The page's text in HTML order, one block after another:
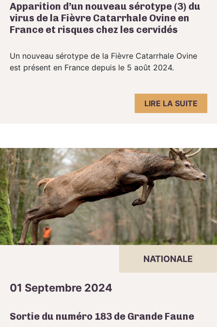
Apparition d’un nouveau sérotype (3) du
virus de la Fièvre Catarrhale Ovine en
France et risques chez les cervidés
Un nouveau sérotype de la Fièvre Catarrhale Ovine
est présent en France depuis le 5 août 2024.
LIRE LA SUITE
NATIONALE
01 Septembre 2024
Sortie du numéro 183 de Grande Faune